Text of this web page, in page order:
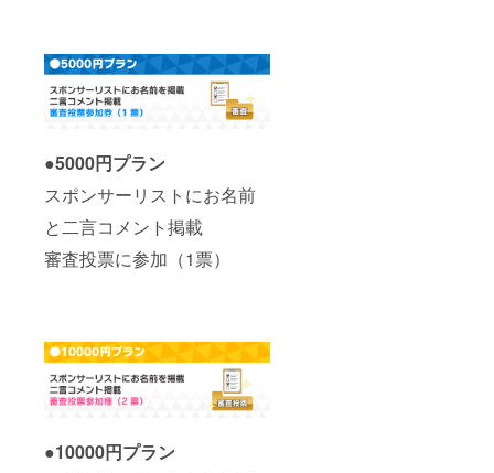
●5000円プラン
スポンサーリストにお名前
と二言コメント掲載
審査投票に参加（1票）
●10000円プラン